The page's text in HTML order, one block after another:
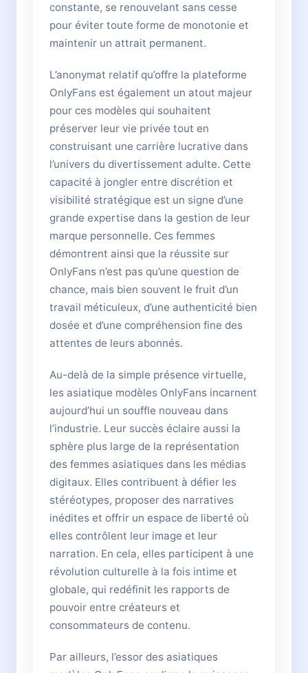
constante, se renouvelant sans cesse
pour éviter toute forme de monotonie et
maintenir un attrait permanent.
L’anonymat relatif qu’offre la plateforme
OnlyFans est également un atout majeur
pour ces modèles qui souhaitent
préserver leur vie privée tout en
construisant une carrière lucrative dans
l’univers du divertissement adulte. Cette
capacité à jongler entre discrétion et
visibilité stratégique est un signe d’une
grande expertise dans la gestion de leur
marque personnelle. Ces femmes
démontrent ainsi que la réussite sur
OnlyFans n’est pas qu’une question de
chance, mais bien souvent le fruit d’un
travail méticuleux, d’une authenticité bien
dosée et d’une compréhension fine des
attentes de leurs abonnés.
Au-delà de la simple présence virtuelle,
les asiatique modèles OnlyFans incarnent
aujourd’hui un souffle nouveau dans
l’industrie. Leur succès éclaire aussi la
sphère plus large de la représentation
des femmes asiatiques dans les médias
digitaux. Elles contribuent à défier les
stéréotypes, proposer des narratives
inédites et offrir un espace de liberté où
elles contrôlent leur image et leur
narration. En cela, elles participent à une
révolution culturelle à la fois intime et
globale, qui redéfinit les rapports de
pouvoir entre créateurs et
consommateurs de contenu.
Par ailleurs, l’essor des asiatiques